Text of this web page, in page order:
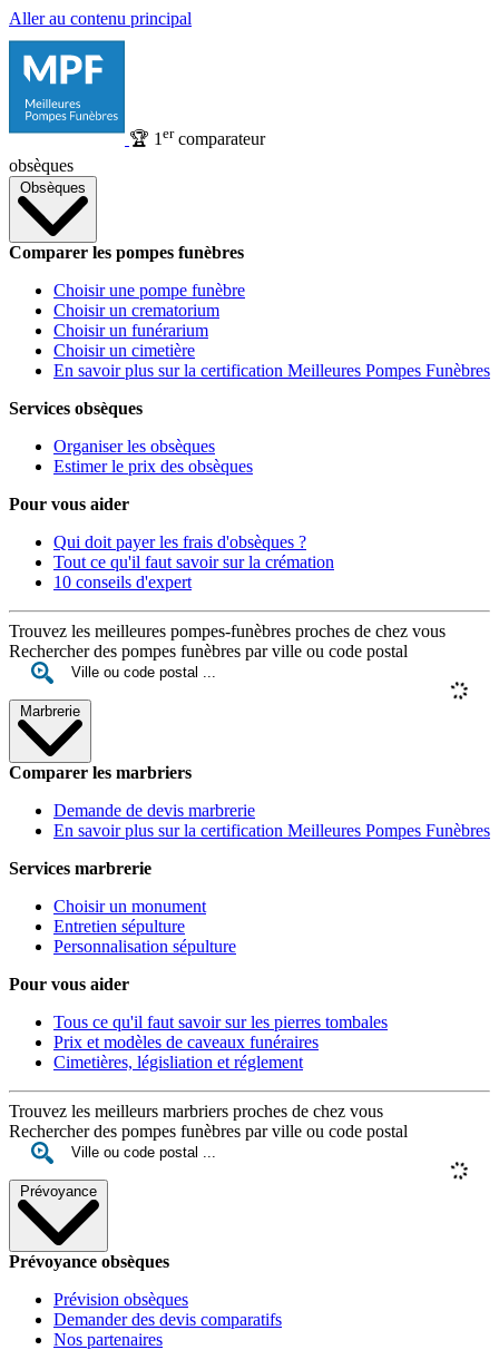
Aller au contenu principal
🏆 1 ercomparateur
obsèques
Obsèques
Comparer les pompes funèbres
Choisir une pompe funèbre
Choisir un crematorium
Choisir un funérarium
Choisir un cimetière
En savoir plus sur la certification Meilleures Pompes Funèbres
Services obsèques
Organiser les obsèques
Estimer le prix des obsèques
Pour vous aider
Qui doit payer les frais d'obsèques ?
Tout ce qu'il faut savoir sur la crémation
10 conseils d'expert
Trouvez les meilleures pompes-funèbres proches de chez vous
Rechercher des pompes funèbres par ville ou code postal
Marbrerie
Comparer les marbriers
Demande de devis marbrerie
En savoir plus sur la certification Meilleures Pompes Funèbres
Services marbrerie
Choisir un monument
Entretien sépulture
Personnalisation sépulture
Pour vous aider
Tous ce qu'il faut savoir sur les pierres tombales
Prix et modèles de caveaux funéraires
Cimetières, législiation et réglement
Trouvez les meilleurs marbriers proches de chez vous
Rechercher des pompes funèbres par ville ou code postal
Prévoyance
Prévoyance obsèques
Prévision obsèques
Demander des devis comparatifs
Nos partenaires